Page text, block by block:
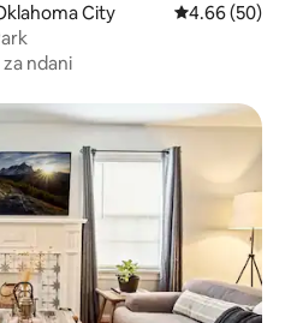
City Ukadiriaji wa
4.66 (50)
ndani